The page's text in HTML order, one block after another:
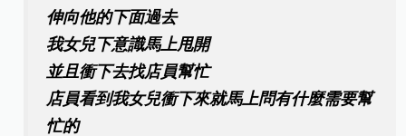
伸向他的下面過去
我女兒下意識馬上甩開
並且衝下去找店員幫忙
店員看到我女兒衝下來就馬上問有什麼需要幫
忙的